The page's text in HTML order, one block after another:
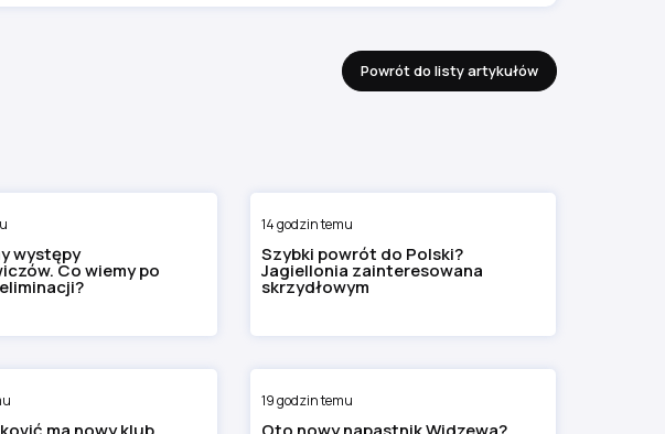
Powrót do listy artykułów
występy
Co wiemy po
14 godzin temu
Szybki powrót do Polski?
Jagiellonia zainteresowana
skrzydłowym
19 godzin temu